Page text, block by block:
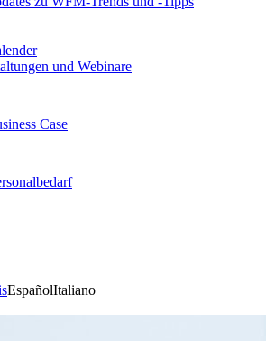
und Webinare
Case
EspañolItaliano